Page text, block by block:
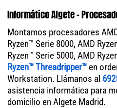
Informático Algete -
Montamos procesadores
Ryzen™ Serie 8000, AMD
Ryzen™ Serie 5000, AMD
Ryzen™ Threadripper™ en
Workstation. Llámanos al
asistencia informática para
domicilio en Algete Madrid.